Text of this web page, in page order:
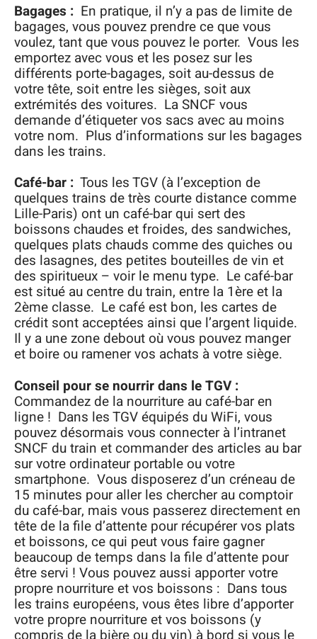
Bagages : En pratique, il n’y a pas de limite de
bagages, vous pouvez prendre ce que vous
voulez, tant que vous pouvez le porter. Vous les
emportez avec vous et les posez sur les
différents porte-bagages, soit au-dessus de
votre tête, soit entre les sièges, soit aux
extrémités des voitures. La SNCF vous
demande d’étiqueter vos sacs avec au moins
votre nom. Plus d’informations sur les bagages
dans les trains.
Café-bar : Tous les TGV (à l’exception de
quelques trains de très courte distance comme
Lille-Paris) ont un café-bar qui sert des
boissons chaudes et froides, des sandwiches,
quelques plats chauds comme des quiches ou
des lasagnes, des petites bouteilles de vin et
des spiritueux – voir le menu type. Le café-bar
est situé au centre du train, entre la 1ère et la
2ème classe. Le café est bon, les cartes de
crédit sont acceptées ainsi que l’argent liquide.
Il y a une zone debout où vous pouvez manger
et boire ou ramener vos achats à votre siège.
Conseil pour se nourrir dans le TGV :
Commandez de la nourriture au café-bar en
ligne ! Dans les TGV équipés du WiFi, vous
pouvez désormais vous connecter à l’intranet
SNCF du train et commander des articles au bar
sur votre ordinateur portable ou votre
smartphone. Vous disposerez d’un créneau de
15 minutes pour aller les chercher au comptoir
du café-bar, mais vous passerez directement en
tête de la file d’attente pour récupérer vos plats
et boissons, ce qui peut vous faire gagner
beaucoup de temps dans la file d’attente pour
être servi ! Vous pouvez aussi apporter votre
propre nourriture et vos boissons : Dans tous
les trains européens, vous êtes libre d’apporter
votre propre nourriture et vos boissons (y